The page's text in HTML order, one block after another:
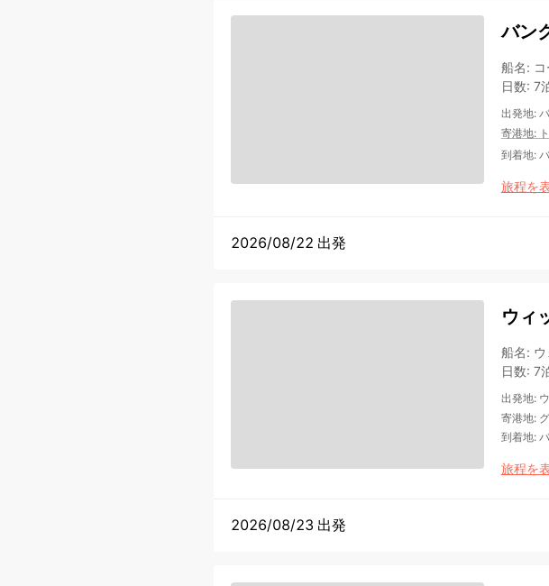
バン
船名:
日数: 7
出発地:
寄港地:
到着地:
旅程を
2026/08/22 出発
ウィ
船名:
日数: 7
出発地:
寄港地:
到着地:
旅程を
2026/08/23 出発